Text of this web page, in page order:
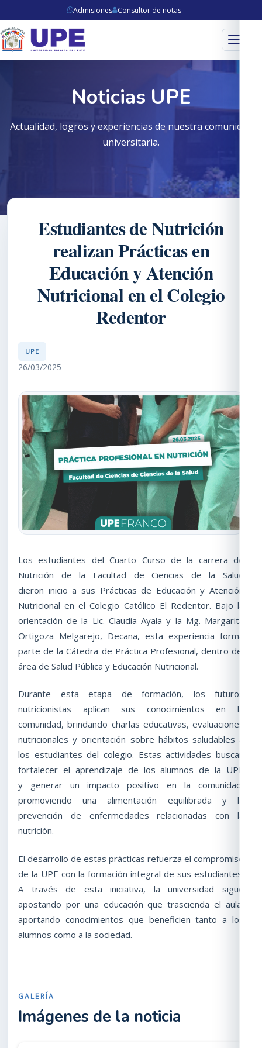
Admisiones Consultor de notas
Menú
Noticias UPE
Actualidad, logros y experiencias de nuestra comunidad
universitaria.
Estudiantes de Nutrición
realizan Prácticas en
Educación y Atención
Nutricional en el Colegio
Redentor
UPE
26/03/2025
Los estudiantes del Cuarto Curso de la carrera de
Nutrición de la Facultad de Ciencias de la Salud
dieron inicio a sus Prácticas de Educación y Atención
Nutricional en el Colegio Católico El Redentor. Bajo la
orientación de la Lic. Claudia Ayala y la Mg. Margarita
Ortigoza Melgarejo, Decana, esta experiencia forma
parte de la Cátedra de Práctica Profesional, dentro del
área de Salud Pública y Educación Nutricional.
Durante esta etapa de formación, los futuros
nutricionistas aplican sus conocimientos en la
comunidad, brindando charlas educativas, evaluaciones
nutricionales y orientación sobre hábitos saludables a
los estudiantes del colegio. Estas actividades buscan
fortalecer el aprendizaje de los alumnos de la UPE
y generar un impacto positivo en la comunidad,
promoviendo una alimentación equilibrada y la
prevención de enfermedades relacionadas con la
nutrición.
El desarrollo de estas prácticas refuerza el compromiso
de la UPE con la formación integral de sus estudiantes.
A través de esta iniciativa, la universidad sigue
apostando por una educación que trascienda el aula,
aportando conocimientos que beneficien tanto a los
alumnos como a la sociedad.
GALERÍA
Imágenes de la noticia